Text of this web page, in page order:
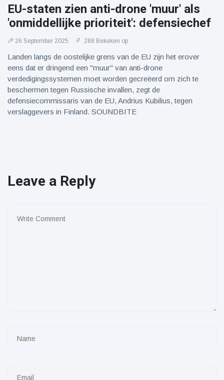
EU-staten zien anti-drone 'muur' als
'onmiddellijke prioriteit': defensiechef
26 September 2025 288 Bekeken op
Landen langs de oostelijke grens van de EU zijn het erover
eens dat er dringend een "muur" van anti-drone
verdedigingssystemen moet worden gecreëerd om zich te
beschermen tegen Russische invallen, zegt de
defensiecommissaris van de EU, Andrius Kubilius, tegen
verslaggevers in Finland. SOUNDBITE
Leave a Reply